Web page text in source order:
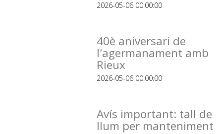
2026-05-06 00:00:00
40è aniversari de
l'agermanament amb
Rieux
2026-05-06 00:00:00
Avís important: tall de
llum per manteniment